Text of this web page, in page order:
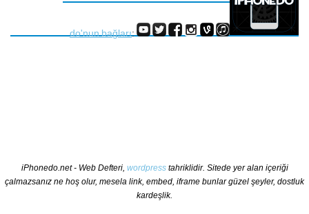
do'nun bağları:
iPhonedo.net - Web Defteri, wordpresstahriklidir. Sitede yer alan içeriği
çalmazsanız ne hoş olur, mesela link, embed, iframe bunlar güzel şeyler, dostluk
kardeşlik.